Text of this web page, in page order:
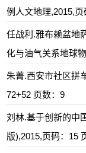
例人文地理,2015,
任战利.雅布赖盆地
化与油气关系地球
朱菁.西安市社区拼
72+52 页数：9
刘林.基于创新的中
版),2015,页码：15